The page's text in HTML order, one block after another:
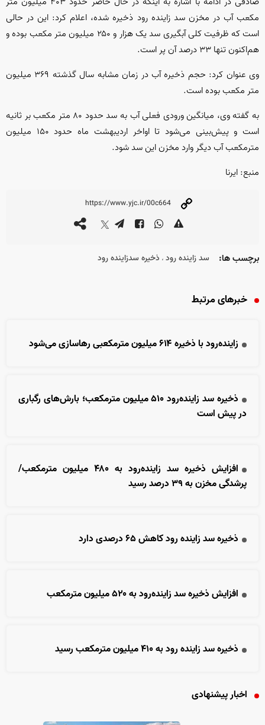
مکعب آب در مخزن سد زاینده رود ذخیره شده، اعلام کرد: این در حالی
است که ظرفیت کلی آبگیری سد یک هزار و ۲۵۰ میلیون متر مکعب بوده و
هم‌اکنون تنها ۳۳ درصد آن پر است.
وی عنوان کرد: حجم ذخیره آب در زمان مشابه سال گذشته ۳۶۹ میلیون
متر مکعب بوده است.
به گفته وی، میانگین ورودی فعلی آب به سد حدود ۸۰ متر مکعب بر ثانیه
است و پیش‌بینی می‌شود تا اواخر اردیبهشت ماه حدود ۱۵۰ میلیون
مترمکعب آب دیگر وارد مخزن این سد شود.
منبع: ایرنا
برچسب ها: سد زاینده رود ، ذخیره سدزاینده رود
خبرهای مرتبط
زاینده‌رود با ذخیره ۶۱۴ میلیون مترمکعبی رهاسازی می‌شود
ذخیره سد زاینده‌رود ۵۱۰ میلیون مترمکعب؛ بارش‌های رگباری
در پیش است
افزایش ذخیره سد زاینده‌رود به ۴۸۰ میلیون مترمکعب/
پرشدگی مخزن به ۳۹ درصد رسید
ذخیره سد زاینده رود کاهش ۶۵ درصدی دارد
افزایش ذخیره سد زاینده‌رود به ۵۲۰ میلیون مترمکعب
ذخیره سد زاینده رود به ۴۱۰ میلیون مترمکعب رسید
اخبار پیشنهادی